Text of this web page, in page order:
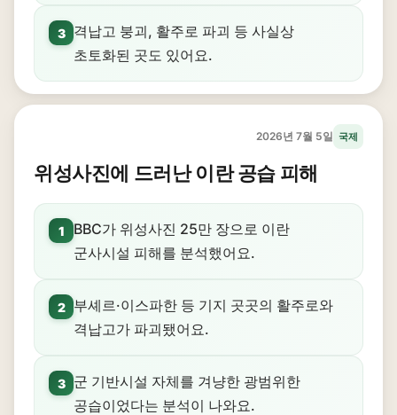
3
격납고 붕괴, 활주로 파괴 등 사실상
초토화된 곳도 있어요.
2026년 7월 5일 국제
위성사진에 드러난 이란 공습 피해
1
BBC가 위성사진 25만 장으로 이란
군사시설 피해를 분석했어요.
2
부셰르·이스파한 등 기지 곳곳의 활주로와
격납고가 파괴됐어요.
3
군 기반시설 자체를 겨냥한 광범위한
공습이었다는 분석이 나와요.